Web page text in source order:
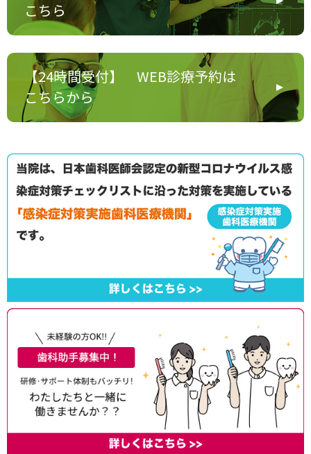
こちら
【24時間受付】 WEB診療予約は
こちらから